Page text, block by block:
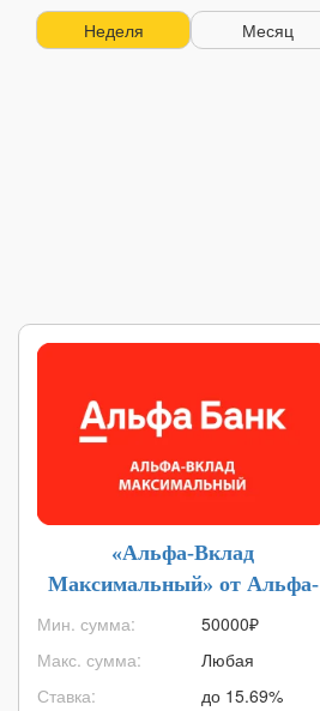
Неделя Месяц
«Альфа-Вклад
Максимальный» от Альфа-
Банка
Мин. сумма:
Макс. сумма:
Ставка:
50000₽
Любая
до 15.69%